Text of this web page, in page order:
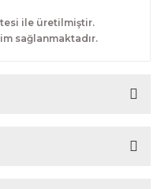
ile üretilmiştir.
sağlanmaktadır.